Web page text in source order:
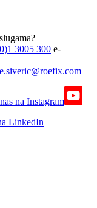
3005 300 e-
na Instagram
LinkedIn